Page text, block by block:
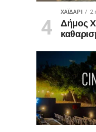
ΧΑΪΔΑΡΙ 2
Δήμος